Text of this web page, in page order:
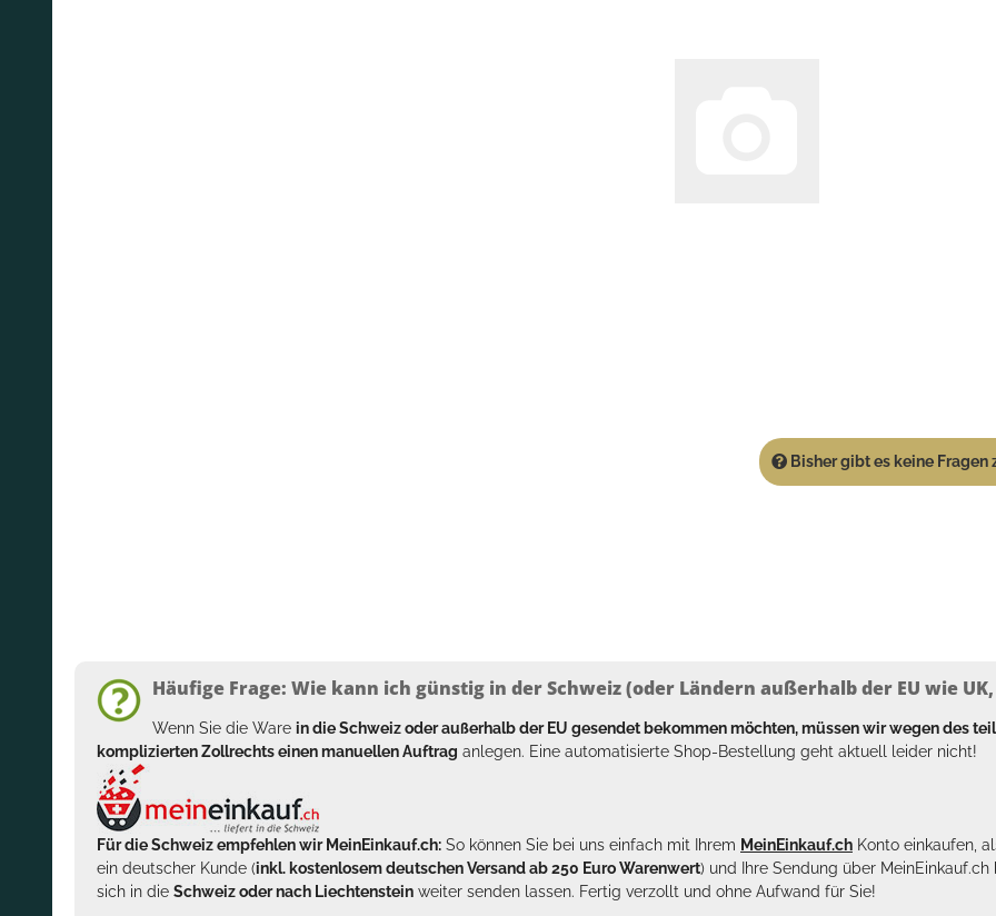
Bisher gibt es keine Fragen
Häufige Frage: Wie kann ich günstig in der Schweiz (oder Ländern außerhalb der EU wie
Wenn Sie die Ware in die Schweiz oder außerhalb der EU gesendet bekommen möchten, müssen wir wegen des
komplizierten Zollrechts einen manuellen Auftrag anlegen. Eine automatisierte Shop-Bestellung geht aktuell leider nicht!
Für die Schweiz empfehlen wir MeinEinkauf.ch: So können Sie bei uns einfach mit Ihrem MeinEinkauf.ch Konto einkaufen,
ein deutscher Kunde (inkl. kostenlosem deutschen Versand ab 250 Euro Warenwert) und Ihre Sendung über MeinEinkauf.ch
sich in die Schweiz oder nach Liechtenstein weiter senden lassen. Fertig verzollt und ohne Aufwand für Sie!